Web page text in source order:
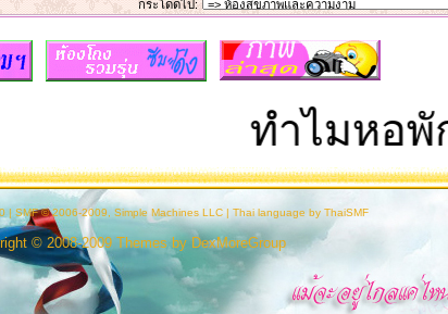
กระโดดไป:
ทำไมหอพัก
| SMF © 2006-2009, Simple Machines LLC | Thai language by ThaiSMF
© 2008-2009 Themes by DexMoreGroup